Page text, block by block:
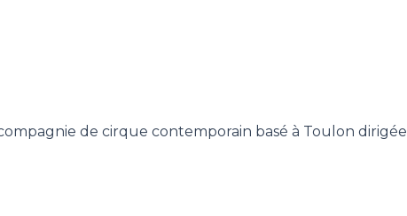
de cirque contemporain basé à Toulon dirigée